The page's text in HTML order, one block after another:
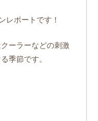
レポートです！
ーラーなどの刺激
季節です。